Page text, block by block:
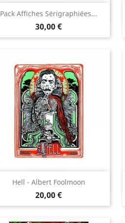
Pack Affiches Sérigraphiées...
Prix
30,00 €
Aperçu rapide
Hell - Albert Foolmoon
Prix
20,00 €
Aperçu rapide